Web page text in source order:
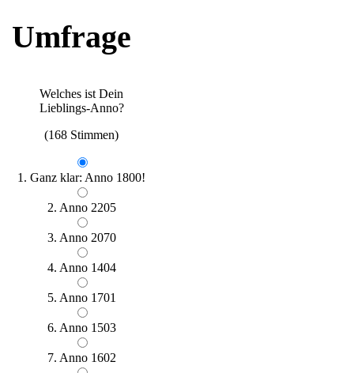
Umfrage
Welches ist Dein
Lieblings-Anno?
(168 Stimmen)
1. Ganz klar: Anno 1800!
2. Anno 2205
3. Anno 2070
4. Anno 1404
5. Anno 1701
6. Anno 1503
7. Anno 1602